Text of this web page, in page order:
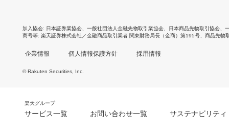
加入協会 日本証券業協会 一般社団法人金融先物取引業協会 日本商品先物取引協会
商号等 楽天証券株式会社／金融商品取引業者 関東財務局長（金商）第195号、商品先物
企業情報 個人情報保護方針 採用情報
© Rakuten Securities, Inc.
楽天グループ
サービス一覧 お問い合わせ一覧 サステナビリティ